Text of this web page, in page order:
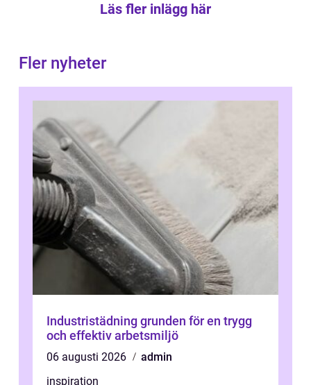
Läs fler inlägg här
Fler nyheter
Industristädning grunden för en trygg
och effektiv arbetsmiljö
06 augusti 2026
admin
inspiration